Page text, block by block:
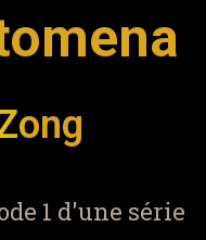
1 d'une série